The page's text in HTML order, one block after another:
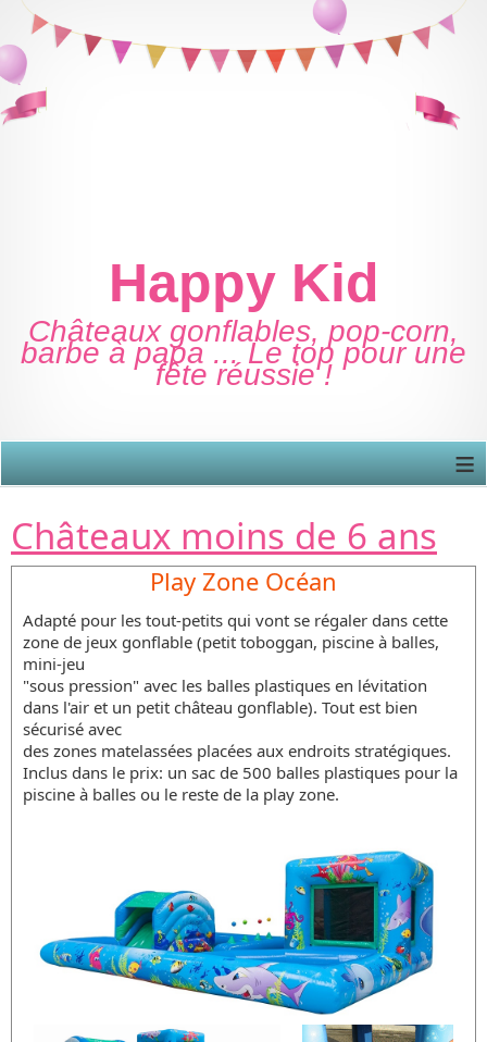
Happy Kid
Châteaux gonflables, pop-corn,
barbe à papa ... Le top pour une
fête réussie !
≡
Châteaux moins de 6 ans
Play Zone Océan
Adapté pour les tout-petits qui vont se régaler dans cette
zone de jeux gonflable (petit toboggan, piscine à balles,
mini-jeu
"sous pression" avec les balles plastiques en lévitation
dans l'air et un petit château gonflable). Tout est bien
sécurisé avec
des zones matelassées placées aux endroits stratégiques.
Inclus dans le prix: un sac de 500 balles plastiques pour la
piscine à balles ou le reste de la play zone.